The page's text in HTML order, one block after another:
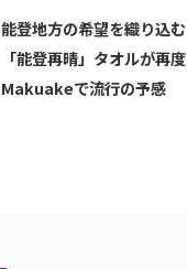
能登地方の希望を織り込む
「能登再晴」タオルが再度
Makuakeで流行の予感